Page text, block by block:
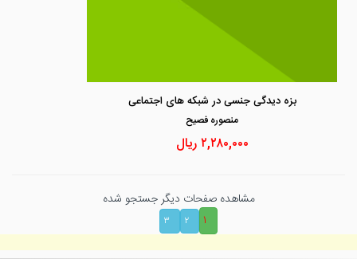
بزه دیدگی جنسی در شبکه های اجتماعی
منصوره فصيح
۲,۲۸۰,۰۰۰ریال
مشاهده صفحات دیگر جستجو شده
۱
۲ ۳